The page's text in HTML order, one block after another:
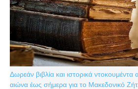
Δωρεάν βιβλία και ιστορικά
αιώνα έως σήμερα για το Μακεδονικό